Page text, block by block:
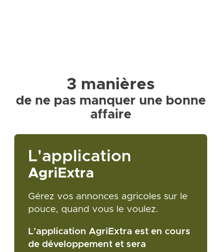
3 manières
de ne pas manquer une bonne
affaire
L'application
AgriExtra
Gérez vos annonces agricoles sur le
pouce, quand vous le voulez.
L'application AgriExtra est en cours
de développement et sera